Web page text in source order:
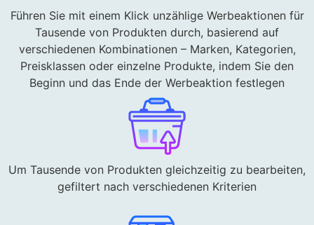
Führen Sie mit einem Klick unzählige Werbeaktionen für
Tausende von Produkten durch, basierend auf
verschiedenen Kombinationen – Marken, Kategorien,
Preisklassen oder einzelne Produkte, indem Sie den
Beginn und das Ende der Werbeaktion festlegen
Um Tausende von Produkten gleichzeitig zu bearbeiten,
gefiltert nach verschiedenen Kriterien